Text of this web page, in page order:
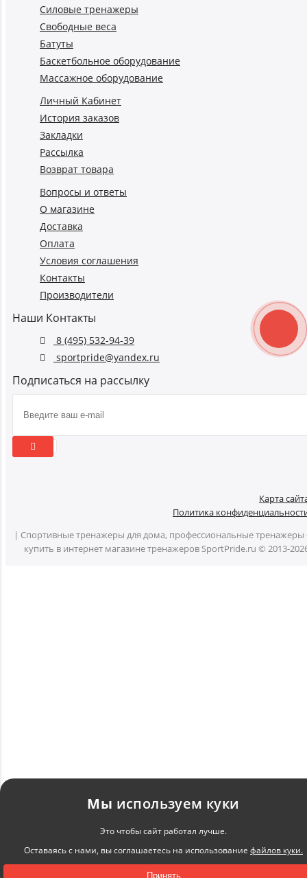
Силовые тренажеры
Свободные веса
Батуты
Баскетбольное оборудование
Массажное оборудование
Личный Кабинет
История заказов
Закладки
Рассылка
Возврат товара
Вопросы и ответы
О магазине
Доставка
Оплата
Условия соглашения
Контакты
Производители
Наши Контакты
8 (495) 532-94-39
sportpride@yandex.ru
Подписаться на рассылку
Карта
Политика
| Спортивные тренажеры для дома, профессиональные тренажеры
купить в интернет магазине тренажеров SportPride.ru © 2013-
Мы используем куки
Это чтобы сайт работал лучше.
Оставаясь с нами, вы соглашаетесь на использование файлов куки.
Принять